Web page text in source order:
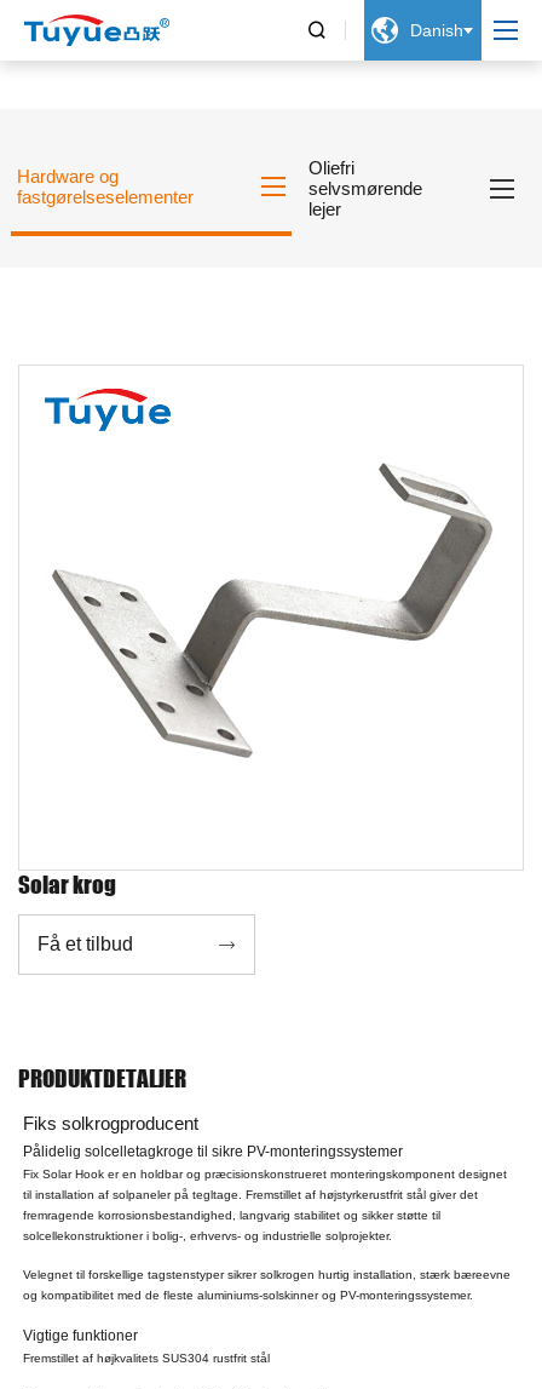
  Danish
Hardware og
fastgørelseselementer
Oliefri
selvsmørende
lejer
Solar krog
Få et tilbud 
PRODUKTDETALJER
Fiks solkrogproducent
Pålidelig solcelletagkroge til sikre PV-monteringssystemer
Fix Solar Hook er en holdbar og præcisionskonstrueret monteringskomponent designet
til installation af solpaneler på tegltage. Fremstillet af højstyrkerustfrit stål giver det
fremragende korrosionsbestandighed, langvarig stabilitet og sikker støtte til
solcellekonstruktioner i bolig-, erhvervs- og industrielle solprojekter.
Velegnet til forskellige tagstenstyper sikrer solkrogen hurtig installation, stærk bæreevne
og kompatibilitet med de fleste aluminiums-solskinner og PV-monteringssystemer.
Vigtige funktioner
Fremstillet af højkvalitets SUS304 rustfrit stål